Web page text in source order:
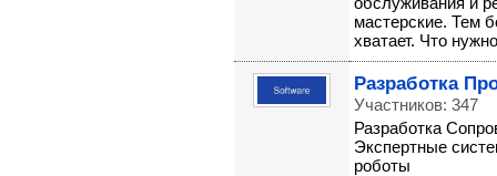
мастерские. Тем
хватает. Что
Разработка
Участников: 347
Разработка
Экспертные
роботы